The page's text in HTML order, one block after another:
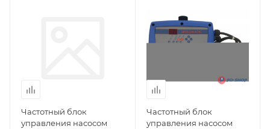
Частотный блок
управления насосом
Частотный блок
управления насосом